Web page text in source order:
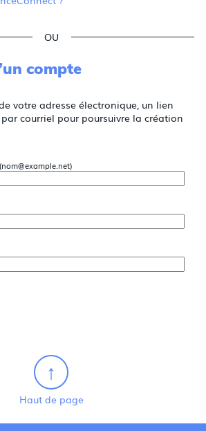
compte
votre adresse électronique, un lien
courriel pour poursuivre la création
Haut de page